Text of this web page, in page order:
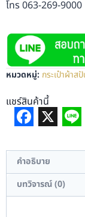
โทร 063-269-9000
หมวดหมู่: กระเป๋าผ้าส
แชร์สินค้านี้
X
คำอธิบาย
บทวิจารณ์ (0)